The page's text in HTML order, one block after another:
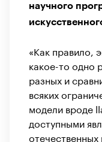
научного
«Как правило,
какое-то одно
разных и
всяких
модели вроде
доступными